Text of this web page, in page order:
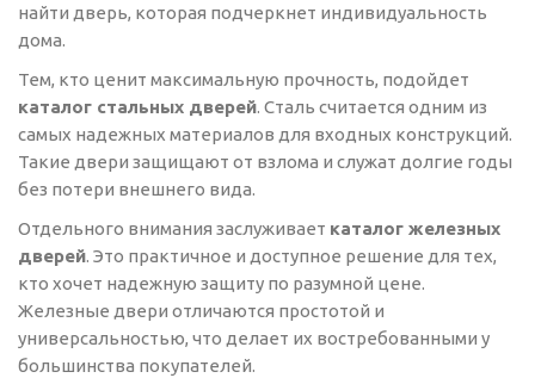
найти дверь, которая подчеркнет индивидуальность
дома.
Тем, кто ценит максимальную прочность, подойдет
каталог стальных дверей. Сталь считается одним из
самых надежных материалов для входных конструкций.
Такие двери защищают от взлома и служат долгие годы
без потери внешнего вида.
Отдельного внимания заслуживает каталог железных
дверей. Это практичное и доступное решение для тех,
кто хочет надежную защиту по разумной цене.
Железные двери отличаются простотой и
универсальностью, что делает их востребованными у
большинства покупателей.